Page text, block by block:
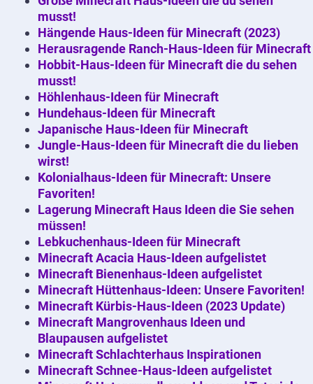
musst!
Hängende Haus-Ideen für Minecraft (2023)
Herausragende Ranch-Haus-Ideen für Minecraft
Hobbit-Haus-Ideen für Minecraft die du sehen
musst!
Höhlenhaus-Ideen für Minecraft
Hundehaus-Ideen für Minecraft
Japanische Haus-Ideen für Minecraft
Jungle-Haus-Ideen für Minecraft die du lieben
wirst!
Kolonialhaus-Ideen für Minecraft: Unsere
Favoriten!
Lagerung Minecraft Haus Ideen die Sie sehen
müssen!
Lebkuchenhaus-Ideen für Minecraft
Minecraft Acacia Haus-Ideen aufgelistet
Minecraft Bienenhaus-Ideen aufgelistet
Minecraft Hüttenhaus-Ideen: Unsere Favoriten!
Minecraft Kürbis-Haus-Ideen (2023 Update)
Minecraft Mangrovenhaus Ideen und
Blaupausen aufgelistet
Minecraft Schlachterhaus Inspirationen
Minecraft Schnee-Haus-Ideen aufgelistet